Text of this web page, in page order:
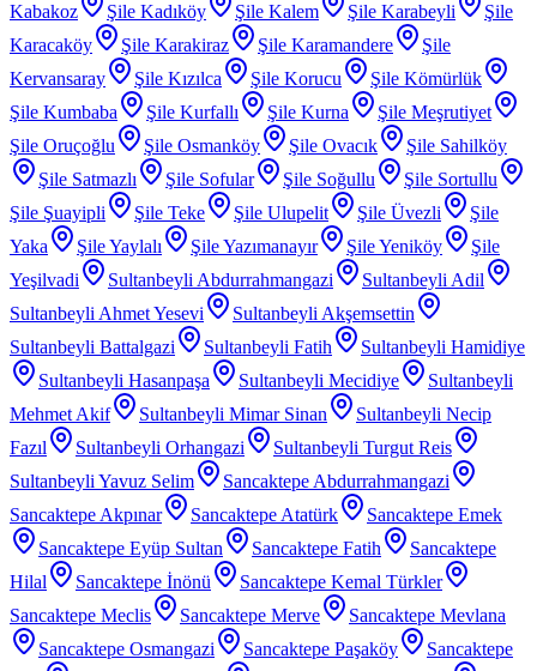
Kabakoz
Şile Kadıköy Şile Kalem Şile Karabeyli
Şile
Karacaköy
Şile Karakiraz Şile Karamandere
Şile
Kervansaray
Şile Kızılca Şile Korucu
Şile Kömürlük
Şile Kumbaba
Şile Kurfallı Şile Kurna
Şile Meşrutiyet
Şile Oruçoğlu
Şile Osmanköy Şile Ovacık
Şile Sahilköy
Şile Satmazlı
Şile Sofular Şile Soğullu
Şile Sortullu
Şile Şuayipli
Şile Teke Şile Ulupelit Şile Üvezli
Şile
Yaka
Şile Yaylalı Şile Yazımanayır Şile Yeniköy
Şile
Yeşilvadi
Sultanbeyli Abdurrahmangazi
Sultanbeyli Adil
Sultanbeyli Ahmet Yesevi
Sultanbeyli Akşemsettin
Sultanbeyli Battalgazi
Sultanbeyli Fatih
Sultanbeyli Hamidiye
Sultanbeyli Hasanpaşa
Sultanbeyli Mecidiye
Sultanbeyli
Mehmet Akif
Sultanbeyli Mimar Sinan
Sultanbeyli Necip
Fazıl
Sultanbeyli Orhangazi
Sultanbeyli Turgut Reis
Sultanbeyli Yavuz Selim
Sancaktepe Abdurrahmangazi
Sancaktepe Akpınar
Sancaktepe Atatürk
Sancaktepe Emek
Sancaktepe Eyüp Sultan
Sancaktepe Fatih
Sancaktepe
Hilal
Sancaktepe İnönü
Sancaktepe Kemal Türkler
Sancaktepe Meclis
Sancaktepe Merve
Sancaktepe Mevlana
Sancaktepe Osmangazi
Sancaktepe Paşaköy
Sancaktepe